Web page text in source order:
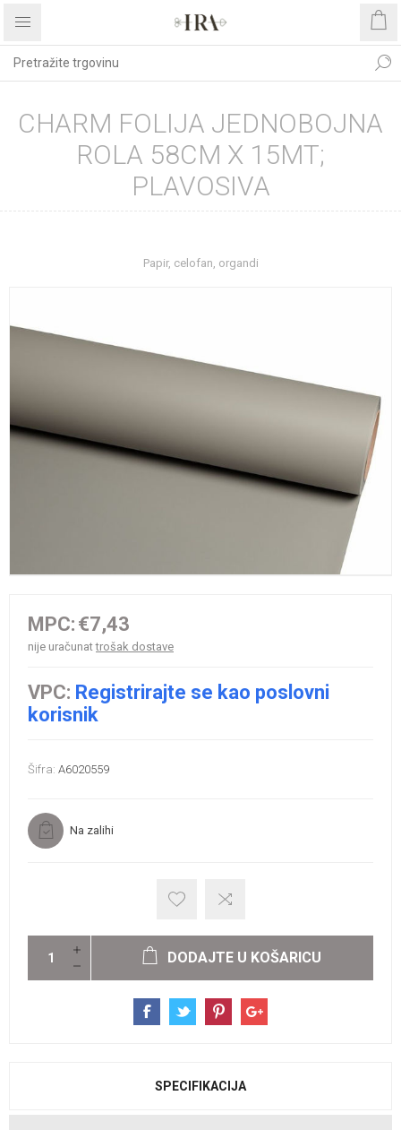
CHARM FOLIJA JEDNOBOJNA
ROLA 58CM X 15MT;
PLAVOSIVA
Papir, celofan, organdi
MPC: €7,43
nije uračunattrošak dostave
VPC: Registrirajte se kao poslovni
korisnik
Šifra: A6020559
Na zalihi
DODAJTE U KOŠARICU
SPECIFIKACIJA